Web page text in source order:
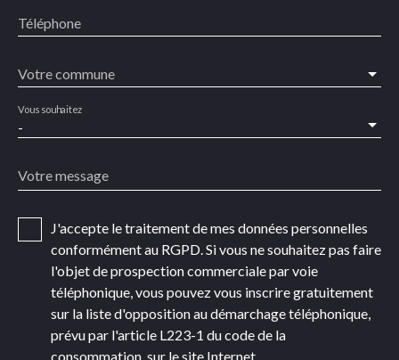
Téléphone
Votre commune
-
Vous souhaitez
Votre message
J'accepte le traitement de mes données personnelles
conformément au RGPD. Si vous ne souhaitez pas faire
l'objet de prospection commerciale par voie
téléphonique, vous pouvez vous inscrire gratuitement
sur la liste d'opposition au démarchage téléphonique,
prévu par l'article L223-1 du code de la
consommation, sur le site Internet